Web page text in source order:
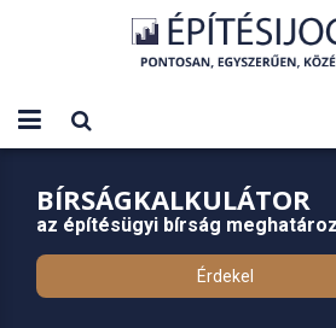
BÍRSÁGKALKULÁTOR
az építésügyi bírság
Érdekel